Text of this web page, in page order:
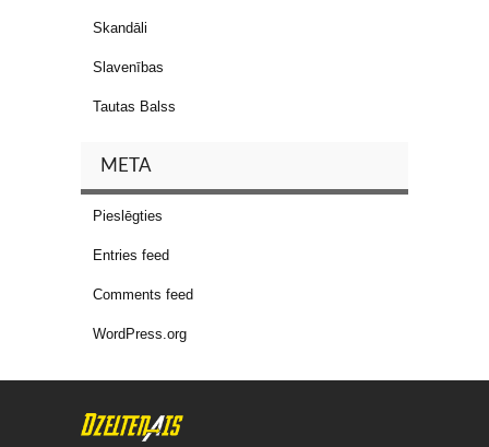
Skandāli
Slavenības
Tautas Balss
META
Pieslēgties
Entries feed
Comments feed
WordPress.org